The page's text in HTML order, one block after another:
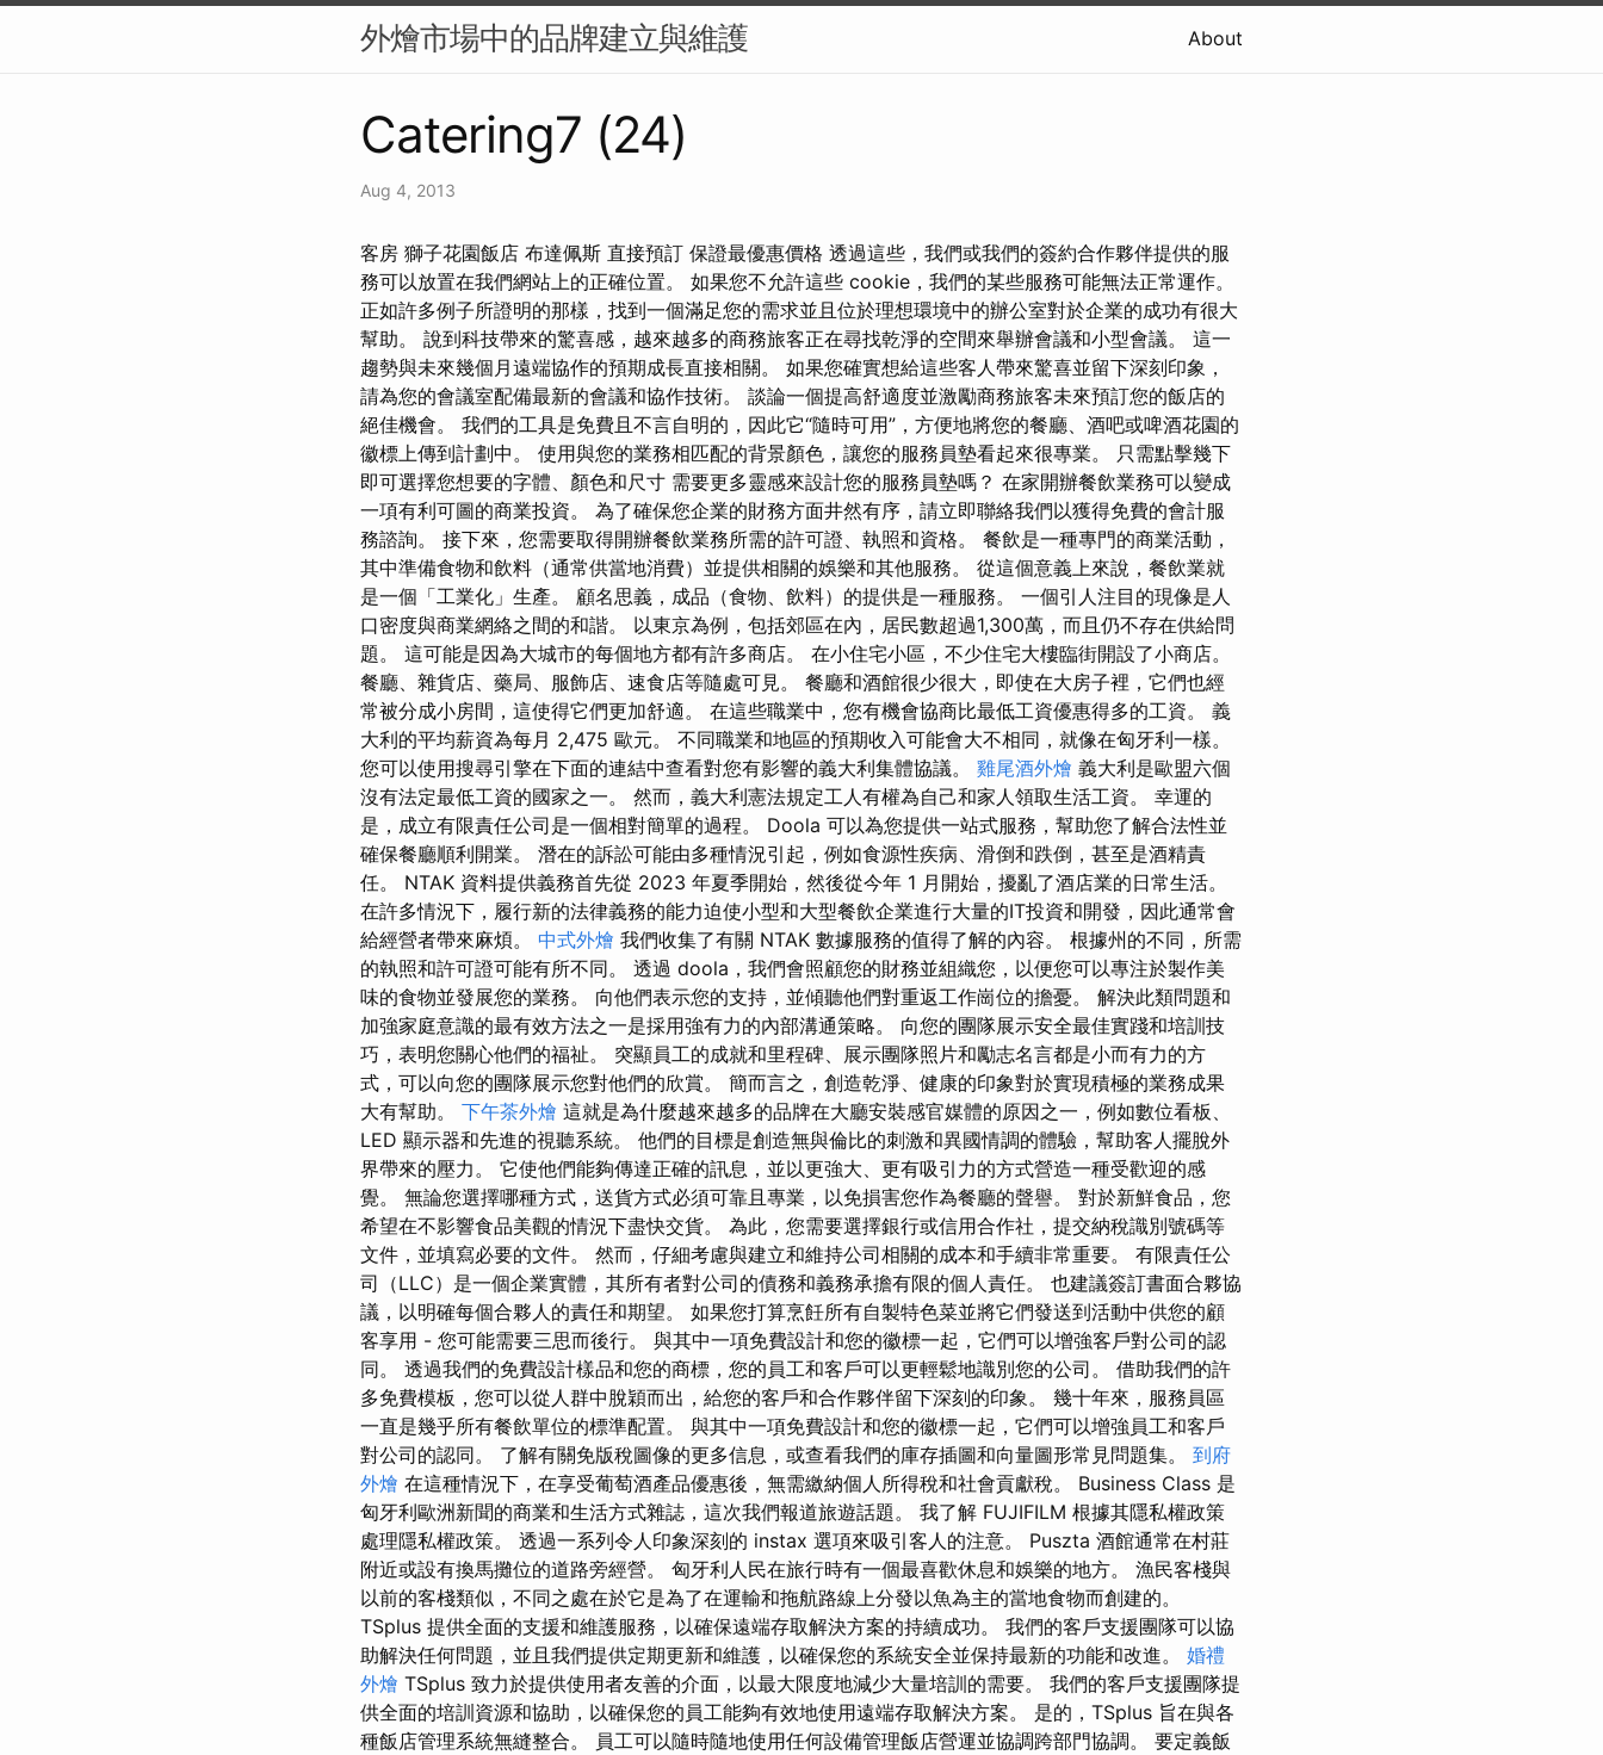
外燴市場中的品牌建立與維護 About
Catering7 (24)
Aug 4, 2013
客房 獅子花園飯店 布達佩斯 直接預訂 保證最優惠價格 透過這些，我們或我們的簽約合作夥伴提供的服
務可以放置在我們網站上的正確位置。 如果您不允許這些 cookie，我們的某些服務可能無法正常運作。
正如許多例子所證明的那樣，找到一個滿足您的需求並且位於理想環境中的辦公室對於企業的成功有很大
幫助。 說到科技帶來的驚喜感，越來越多的商務旅客正在尋找乾淨的空間來舉辦會議和小型會議。 這一
趨勢與未來幾個月遠端協作的預期成長直接相關。 如果您確實想給這些客人帶來驚喜並留下深刻印象，
請為您的會議室配備最新的會議和協作技術。 談論一個提高舒適度並激勵商務旅客未來預訂您的飯店的
絕佳機會。 我們的工具是免費且不言自明的，因此它“隨時可用”，方便地將您的餐廳、酒吧或啤酒花園的
徽標上傳到計劃中。 使用與您的業務相匹配的背景顏色，讓您的服務員墊看起來很專業。 只需點擊幾下
即可選擇您想要的字體、顏色和尺寸 需要更多靈感來設計您的服務員墊嗎？ 在家開辦餐飲業務可以變成
一項有利可圖的商業投資。 為了確保您企業的財務方面井然有序，請立即聯絡我們以獲得免費的會計服
務諮詢。 接下來，您需要取得開辦餐飲業務所需的許可證、執照和資格。 餐飲是一種專門的商業活動，
其中準備食物和飲料（通常供當地消費）並提供相關的娛樂和其他服務。 從這個意義上來說，餐飲業就
是一個「工業化」生產。 顧名思義，成品（食物、飲料）的提供是一種服務。 一個引人注目的現像是人
口密度與商業網絡之間的和諧。 以東京為例，包括郊區在內，居民數超過1,300萬，而且仍不存在供給問
題。 這可能是因為大城市的每個地方都有許多商店。 在小住宅小區，不少住宅大樓臨街開設了小商店。
餐廳、雜貨店、藥局、服飾店、速食店等隨處可見。 餐廳和酒館很少很大，即使在大房子裡，它們也經
常被分成小房間，這使得它們更加舒適。 在這些職業中，您有機會協商比最低工資優惠得多的工資。 義
大利的平均薪資為每月 2,475 歐元。 不同職業和地區的預期收入可能會大不相同，就像在匈牙利一樣。
您可以使用搜尋引擎在下面的連結中查看對您有影響的義大利集體協議。 雞尾酒外燴 義大利是歐盟六個
沒有法定最低工資的國家之一。 然而，義大利憲法規定工人有權為自己和家人領取生活工資。 幸運的
是，成立有限責任公司是一個相對簡單的過程。 Doola 可以為您提供一站式服務，幫助您了解合法性並
確保餐廳順利開業。 潛在的訴訟可能由多種情況引起，例如食源性疾病、滑倒和跌倒，甚至是酒精責
任。 NTAK 資料提供義務首先從 2023 年夏季開始，然後從今年 1 月開始，擾亂了酒店業的日常生活。
在許多情況下，履行新的法律義務的能力迫使小型和大型餐飲企業進行大量的IT投資和開發，因此通常會
給經營者帶來麻煩。 中式外燴 我們收集了有關 NTAK 數據服務的值得了解的內容。 根據州的不同，所需
的執照和許可證可能有所不同。 透過 doola，我們會照顧您的財務並組織您，以便您可以專注於製作美
味的食物並發展您的業務。 向他們表示您的支持，並傾聽他們對重返工作崗位的擔憂。 解決此類問題和
加強家庭意識的最有效方法之一是採用強有力的內部溝通策略。 向您的團隊展示安全最佳實踐和培訓技
巧，表明您關心他們的福祉。 突顯員工的成就和里程碑、展示團隊照片和勵志名言都是小而有力的方
式，可以向您的團隊展示您對他們的欣賞。 簡而言之，創造乾淨、健康的印象對於實現積極的業務成果
大有幫助。 下午茶外燴 這就是為什麼越來越多的品牌在大廳安裝感官媒體的原因之一，例如數位看板、
LED 顯示器和先進的視聽系統。 他們的目標是創造無與倫比的刺激和異國情調的體驗，幫助客人擺脫外
界帶來的壓力。 它使他們能夠傳達正確的訊息，並以更強大、更有吸引力的方式營造一種受歡迎的感
覺。 無論您選擇哪種方式，送貨方式必須可靠且專業，以免損害您作為餐廳的聲譽。 對於新鮮食品，您
希望在不影響食品美觀的情況下盡快交貨。 為此，您需要選擇銀行或信用合作社，提交納稅識別號碼等
文件，並填寫必要的文件。 然而，仔細考慮與建立和維持公司相關的成本和手續非常重要。 有限責任公
司（LLC）是一個企業實體，其所有者對公司的債務和義務承擔有限的個人責任。 也建議簽訂書面合夥協
議，以明確每個合夥人的責任和期望。 如果您打算烹飪所有自製特色菜並將它們發送到活動中供您的顧
客享用 - 您可能需要三思而後行。 與其中一項免費設計和您的徽標一起，它們可以增強客戶對公司的認
同。 透過我們的免費設計樣品和您的商標，您的員工和客戶可以更輕鬆地識別您的公司。 借助我們的許
多免費模板，您可以從人群中脫穎而出，給您的客戶和合作夥伴留下深刻的印象。 幾十年來，服務員區
一直是幾乎所有餐飲單位的標準配置。 與其中一項免費設計和您的徽標一起，它們可以增強員工和客戶
對公司的認同。 了解有關免版稅圖像的更多信息，或查看我們的庫存插圖和向量圖形常見問題集。 到府
外燴 在這種情況下，在享受葡萄酒產品優惠後，無需繳納個人所得稅和社會貢獻稅。 Business Class 是
匈牙利歐洲新聞的商業和生活方式雜誌，這次我們報道旅遊話題。 我了解 FUJIFILM 根據其隱私權政策
處理隱私權政策。 透過一系列令人印象深刻的 instax 選項來吸引客人的注意。 Puszta 酒館通常在村莊
附近或設有換馬攤位的道路旁經營。 匈牙利人民在旅行時有一個最喜歡休息和娛樂的地方。 漁民客棧與
以前的客棧類似，不同之處在於它是為了在運輸和拖航路線上分發以魚為主的當地食物而創建的。
TSplus 提供全面的支援和維護服務，以確保遠端存取解決方案的持續成功。 我們的客戶支援團隊可以協
助解決任何問題，並且我們提供定期更新和維護，以確保您的系統安全並保持最新的功能和改進。 婚禮
外燴 TSplus 致力於提供使用者友善的介面，以最大限度地減少大量培訓的需要。 我們的客戶支援團隊提
供全面的培訓資源和協助，以確保您的員工能夠有效地使用遠端存取解決方案。 是的，TSplus 旨在與各
種飯店管理系統無縫整合。 員工可以隨時隨地使用任何設備管理飯店營運並協調跨部門協調。 要定義飯